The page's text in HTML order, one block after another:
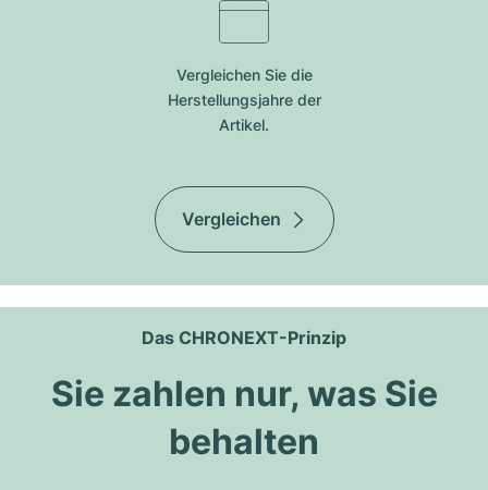
Vergleichen Sie die
Herstellungsjahre der
Artikel.
Vergleichen
Das CHRONEXT-Prinzip
Sie zahlen nur, was Sie
behalten